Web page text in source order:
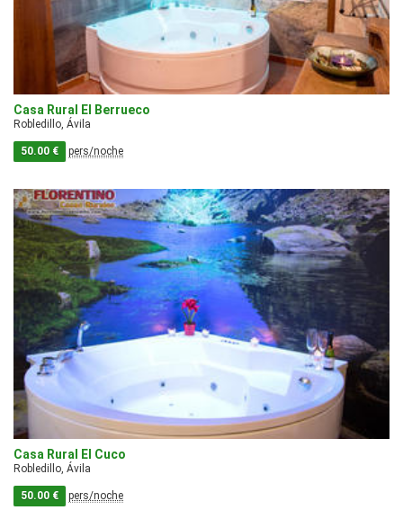
Casa Rural El Berrueco
Robledillo, Ávila
50.00 € pers/noche
Casa Rural El Cuco
Robledillo, Ávila
50.00 € pers/noche